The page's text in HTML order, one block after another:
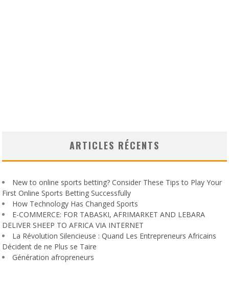
ARTICLES RÉCENTS
New to online sports betting? Consider These Tips to Play Your
First Online Sports Betting Successfully
How Technology Has Changed Sports
E-COMMERCE: FOR TABASKI, AFRIMARKET AND LEBARA
DELIVER SHEEP TO AFRICA VIA INTERNET
La Révolution Silencieuse : Quand Les Entrepreneurs Africains
Décident de ne Plus se Taire
Génération afropreneurs